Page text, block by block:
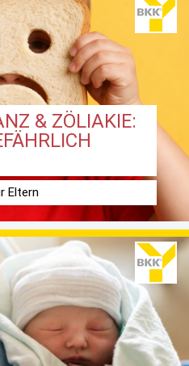
& ZÖLIAKIE:
Eltern